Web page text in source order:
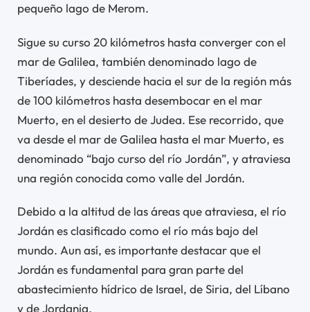
pequeño lago de Merom.
Sigue su curso 20 kilómetros hasta converger con el
mar de Galilea, también denominado lago de
Tiberíades, y desciende hacia el sur de la región más
de 100 kilómetros hasta desembocar en el mar
Muerto, en el desierto de Judea. Ese recorrido, que
va desde el mar de Galilea hasta el mar Muerto, es
denominado “bajo curso del río Jordán”, y atraviesa
una región conocida como valle del Jordán.
Debido a la altitud de las áreas que atraviesa, el río
Jordán es clasificado como el río más bajo del
mundo. Aun así, es importante destacar que el
Jordán es fundamental para gran parte del
abastecimiento hídrico de Israel, de Siria, del Líbano
y de Jordania.